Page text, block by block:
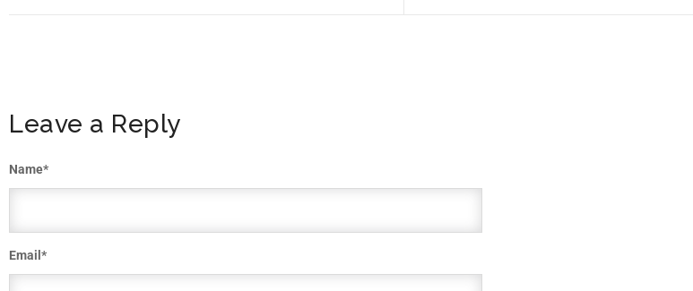
Leave a Reply
Name*
Email *